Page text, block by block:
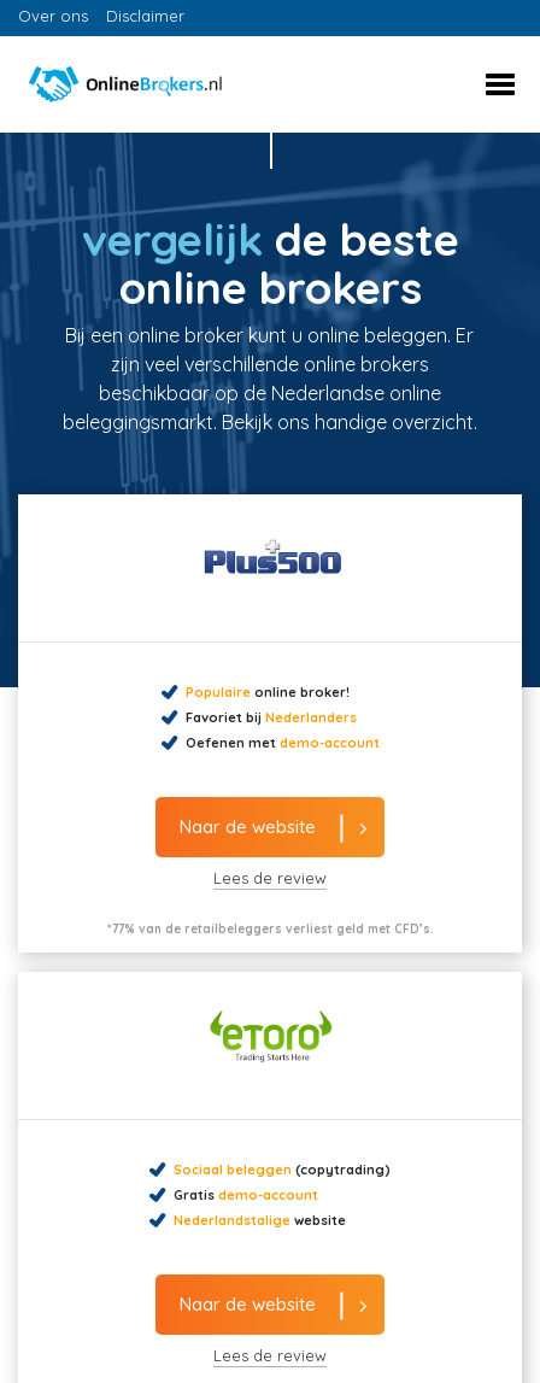
Over ons Disclaimer
vergelijk de beste
online brokers
Bij een online broker kunt u online beleggen. Er
zijn veel verschillende online brokers
beschikbaar op de Nederlandse online
beleggingsmarkt. Bekijk ons handige overzicht.
Populaireonline broker!
Favoriet bij Nederlanders
Oefenen met demo-account
Naar de website
Lees de review
*77% van de retailbeleggers verliest geld met CFD’s.
Sociaal beleggen (copytrading)
Gratis demo-account
Nederlandstalige website
Naar de website
Lees de review